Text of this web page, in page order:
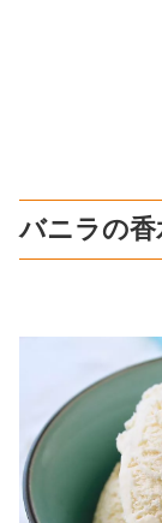
バニラの